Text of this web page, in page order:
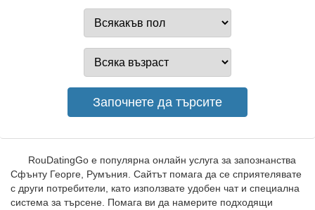
RouDatingGo е популярна онлайн услуга за запознанства
Сфънту Георге, Румъния. Сайтът помага да се сприятелявате
с други потребители, като използвате удобен чат и специална
система за търсене. Помага ви да намерите подходящи